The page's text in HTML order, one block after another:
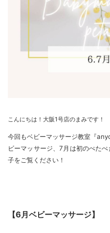
こんにちは！大阪1号店のまみです！
今回もベビーマッサージ教室『
ビーマッサージ、7月は初のぺた
子をご覧ください！
【6月ベビーマッサージ】